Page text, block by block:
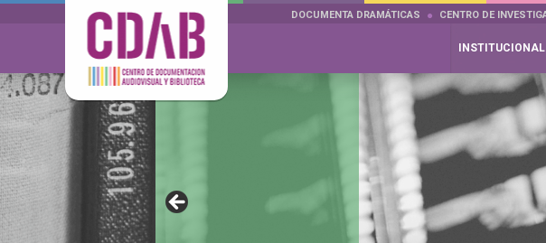
DOCUMENTA DRAMÁTICAS CENTRO DE
INSTITUCIONAL